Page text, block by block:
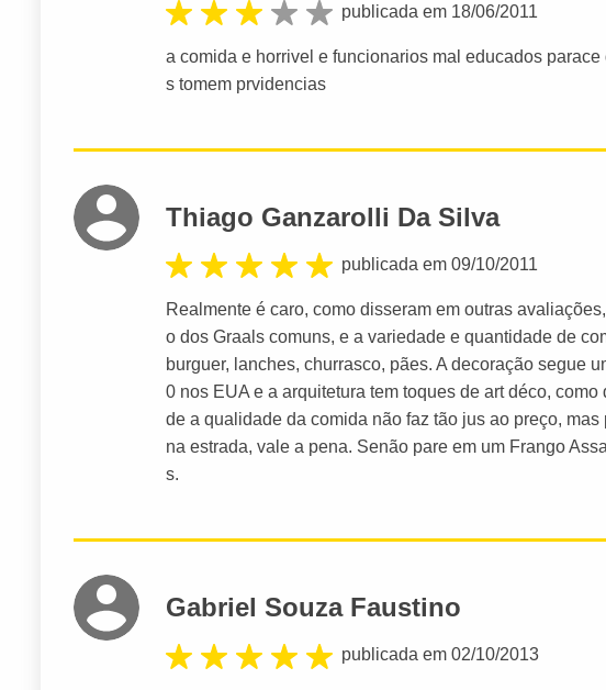
publicada em 18/06/2011
a comida e horrivel e funcionarios mal educados
s tomem prvidencias
Thiago Ganzarolli Da Silva
publicada em 09/10/2011
Realmente é caro, como disseram em outras
o dos Graals comuns, e a variedade e quantidade de
burguer, lanches, churrasco, pães. A decoração segue
0 nos EUA e a arquitetura tem toques de art déco,
de a qualidade da comida não faz tão jus ao preço,
na estrada, vale a pena. Senão pare em um Frango
s.
Gabriel Souza Faustino
publicada em 02/10/2013